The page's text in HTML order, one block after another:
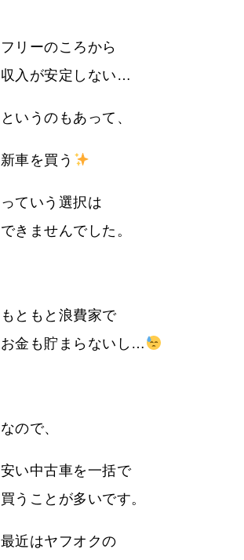
フリーのころから
収入が安定しない…
というのもあって、
新車を買う
っていう選択は
できませんでした。
もともと浪費家で
お金も貯まらないし…
なので、
安い中古車を一括で
買うことが多いです。
最近はヤフオクの